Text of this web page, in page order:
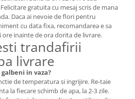
gratuita cu mesaj scris de mana
Daca ai nevoie de flori pentru
cu data fixa, recomandarea e sa
ore inainte de ora dorita de livrare.
trandafirii
livrare
in vaza?
de temperatura si ingrijire. Re-taie
la fiecare schimb de apa, la 2-3 zile.